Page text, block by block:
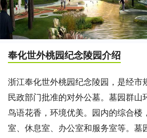
奉化世外桃园纪念陵园介绍
浙江奉化世外桃园纪念陵园，是经市
民政部门批准的对外公墓。墓园群山
鸟语花香，环境优美。园内的综合楼
室、休息室、办公室和服务室等。墓